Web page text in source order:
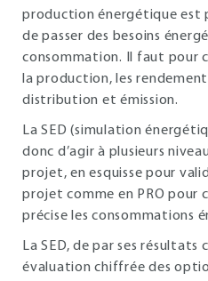
production énergétique est
de passer des besoins
consommation. Il faut pour
la production, les
distribution et émission.
La SED (simulation
donc d’agir à plusieurs
projet, en esquisse pour
projet comme en PRO pour
précise les consommations
La SED, de par ses
évaluation chiffrée des